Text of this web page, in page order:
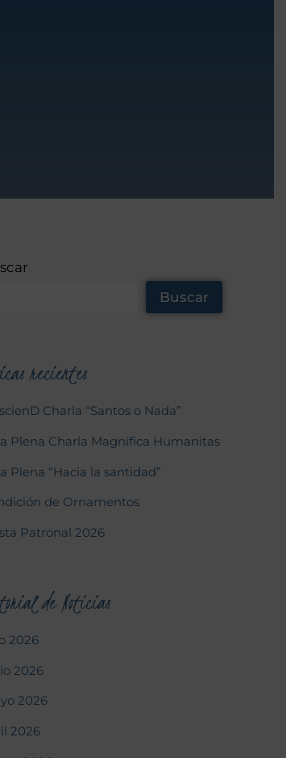
Buscar
recientes
Charla “Santos o Nada”
Plena Charla Magnifica Humanitas
Plena “Hacia la santidad”
de Ornamentos
Patronal 2026
de Noticias
2026
2026
2026
2026